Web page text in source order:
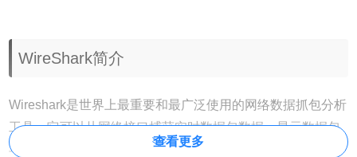
WireShark简介
Wireshark是世界上最重要和最广泛使用的网络数据抓包分析
工具。它可以从网络接口捕获实时数据包数据，显示数据包
与非常详细的协议信息，保存捕获的数据包数据，以多种捕
查看更多